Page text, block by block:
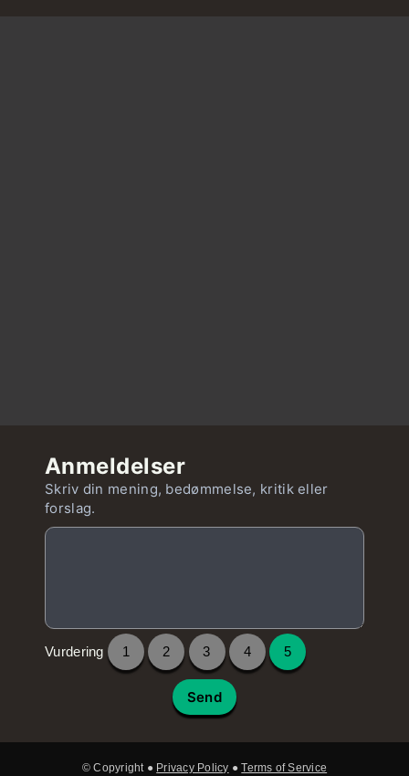
Anmeldelser
Skriv din mening, bedømmelse, kritik eller
forslag.
Vurdering 1 2 3 4 5
Send
© Copyright ● Privacy Policy ●Terms of Service